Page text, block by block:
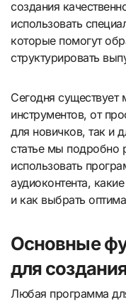
создания
использовать
которые помогут
структурировать
Сегодня
инструментов, от
для новичков, так и
статье мы подробно
использовать
аудиоконтента,
и как выбрать
Основные
для
Любая программа